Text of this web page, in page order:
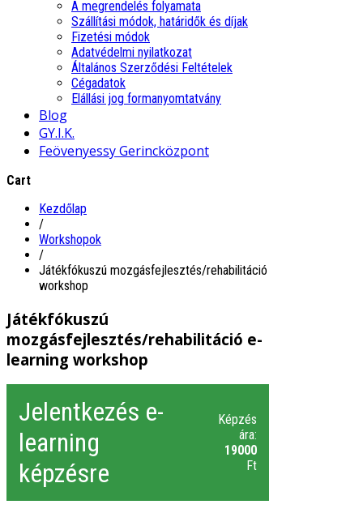
A megrendelés folyamata
Szállítási módok, határidők és díjak
Fizetési módok
Adatvédelmi nyilatkozat
Általános Szerződési Feltételek
Cégadatok
Elállási jog formanyomtatvány
Blog
GY.I.K.
Feövenyessy Gerincközpont
Cart
Kezdőlap
/
Workshopok
/
Játékfókuszú mozgásfejlesztés/rehabilitáció
workshop
Játékfókuszú
mozgásfejlesztés/rehabilitáció e-
learning workshop
Jelentkezés e-
learning
képzésre
Képzés
ára:
19000
Ft